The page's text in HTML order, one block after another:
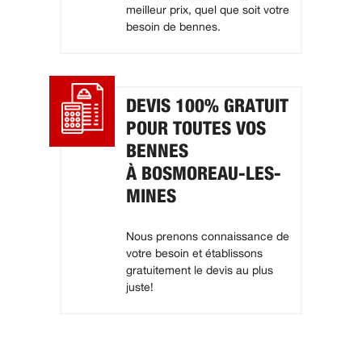
meilleur prix, quel que soit votre
besoin de bennes.
DEVIS 100% GRATUIT
POUR TOUTES VOS
BENNES
À BOSMOREAU-LES-
MINES
Nous prenons connaissance de
votre besoin et établissons
gratuitement le devis au plus
juste!